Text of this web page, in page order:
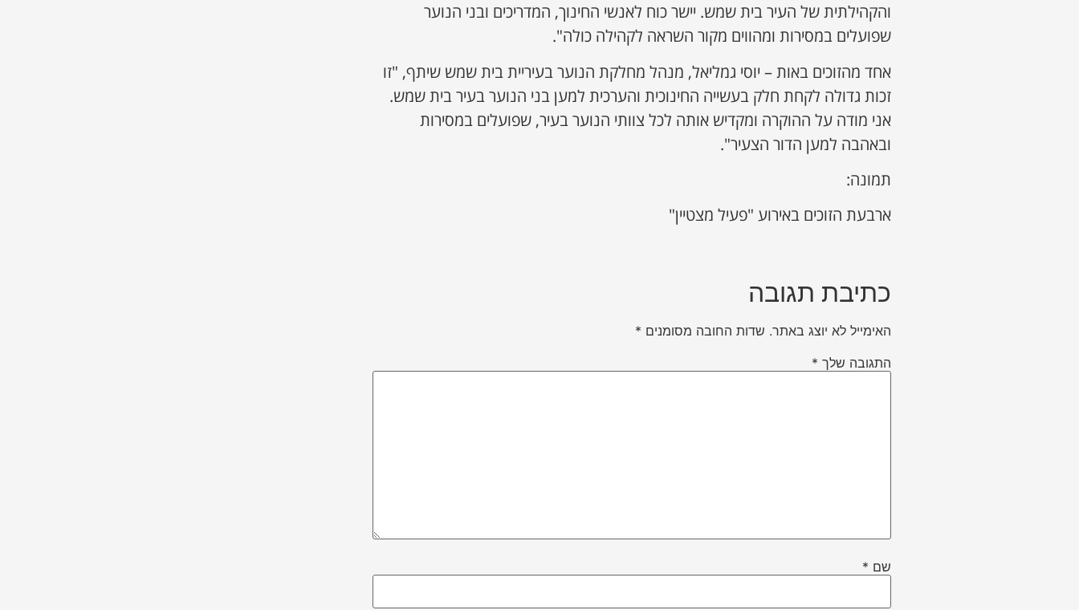
והקהילתית של העיר בית שמש. יישר כוח לאנשי החינוך, המדריכים ובני הנוער
שפועלים במסירות ומהווים מקור השראה לקהילה כולה".
אחד מהזוכים באות – יוסי גמליאל, מנהל מחלקת הנוער בעיריית בית שמש שיתף, "זו
זכות גדולה לקחת חלק בעשייה החינוכית והערכית למען בני הנוער בעיר בית שמש.
אני מודה על ההוקרה ומקדיש אותה לכל צוותי הנוער בעיר, שפועלים במסירות
ובאהבה למען הדור הצעיר".
תמונה:
ארבעת הזוכים באירוע "פעיל מצטיין"
כתיבת תגובה
האימייל לא יוצג באתר. שדות החובה מסומנים *
התגובה שלך *
שם *